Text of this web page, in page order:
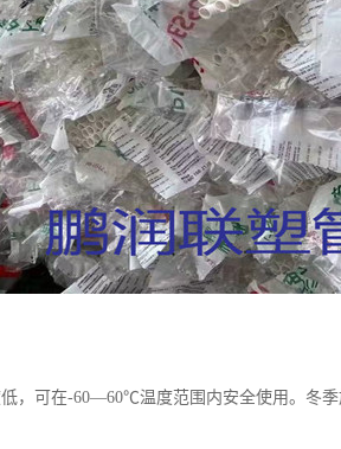
，可在-60—60℃温度范围内安全使用。冬